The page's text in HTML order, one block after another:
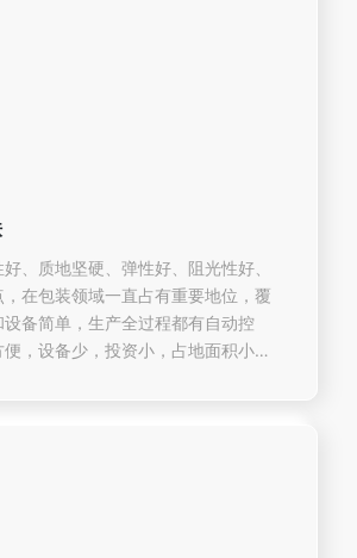
、质地坚硬、弹性好、阻光性好、
在包装领域一直占有重要地位，覆
备简单，生产全过程都有自动控
，设备少，投资小，占地面积小，